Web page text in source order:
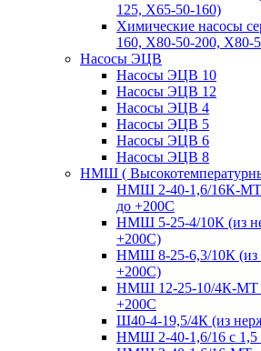
125, Х65-50-160)
Химические насосы
160, Х80-50-200, Х80-
Насосы ЭЦВ
Насосы ЭЦВ 10
Насосы ЭЦВ 12
Насосы ЭЦВ 4
Насосы ЭЦВ 5
Насосы ЭЦВ 6
Насосы ЭЦВ 8
НМШ (
НМШ 2-40-1,6/16К-МТ
до +200С
НМШ 5-25-4/10К (из
+200С)
НМШ 8-25-6,3/10К (из
+200С)
НМШ 12-25-10/4К-МТ
+200С
Ш40-4-19,5/4К (из
НМШ 2-40-1,6/16 с 1,5